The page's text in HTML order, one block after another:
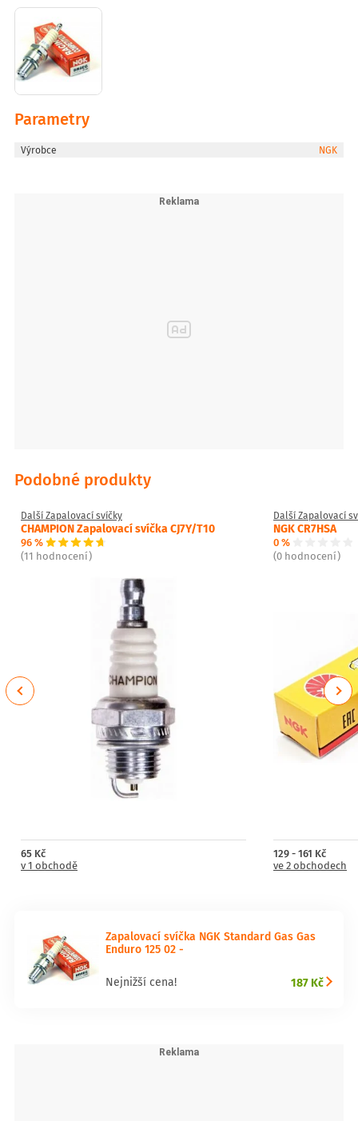
Parametry
Výrobce NGK
Podobné produkty
Další Zapalovací svíčky
CHAMPION Zapalovací svíčka CJ7Y/T10
96 %
(11 hodnocení)
65 Kč
v 1 obchodě
Další Zapalovací
NGK CR7HSA
0 %
(0 hodnocení)
129 - 161 Kč
ve 2 obchodech
Previous Next
Zapalovací svíčka NGK Standard Gas Gas
Enduro 125 02 -
Nejnižší cena! 187 Kč